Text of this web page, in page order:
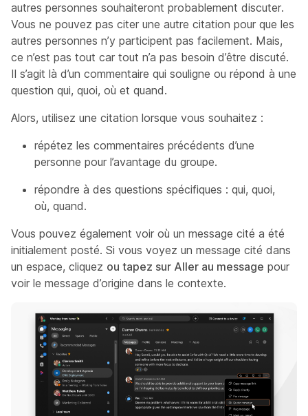
autres personnes souhaiteront probablement discuter.
Vous ne pouvez pas citer une autre citation pour que les
autres personnes n’y participent pas facilement. Mais,
ce n’est pas tout car tout n’a pas besoin d’être discuté.
Il s’agit là d’un commentaire qui souligne ou répond à une
question qui, quoi, où et quand.
Alors, utilisez une citation lorsque vous souhaitez :
répétez les commentaires précédents d’une
personne pour l’avantage du groupe.
répondre à des questions spécifiques : qui, quoi,
où, quand.
Vous pouvez également voir où un message cité a été
initialement posté. Si vous voyez un message cité dans
un espace, cliquez ou tapez sur Aller au message pour
voir le message d’origine dans le contexte.